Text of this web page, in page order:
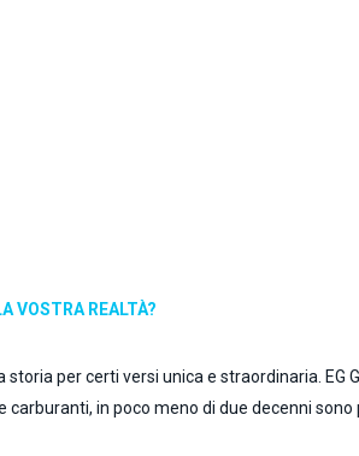
VOSTRA REALTÀ?
storia per certi versi unica e straordinaria.
in poco meno di due decenni